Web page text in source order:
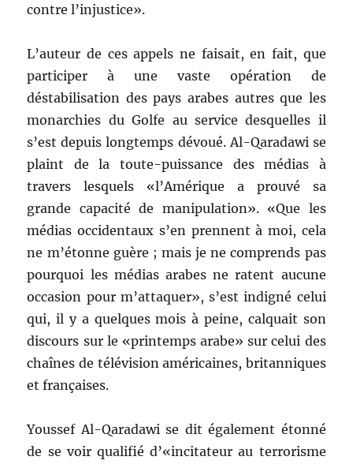
contre l’injustice».
L’auteur de ces appels ne faisait, en fait, que
participer à une vaste opération de
déstabilisation des pays arabes autres que les
monarchies du Golfe au service desquelles il
s’est depuis longtemps dévoué. Al-Qaradawi se
plaint de la toute-puissance des médias à
travers lesquels «l’Amérique a prouvé sa
grande capacité de manipulation». «Que les
médias occidentaux s’en prennent à moi, cela
ne m’étonne guère ; mais je ne comprends pas
pourquoi les médias arabes ne ratent aucune
occasion pour m’attaquer», s’est indigné celui
qui, il y a quelques mois à peine, calquait son
discours sur le «printemps arabe» sur celui des
chaînes de télévision américaines, britanniques
et françaises.
Youssef Al-Qaradawi se dit également étonné
de se voir qualifié d’«incitateur au terrorisme